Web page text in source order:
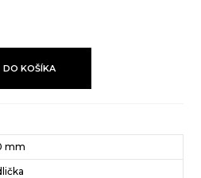
DO KOŠÍKA
mm